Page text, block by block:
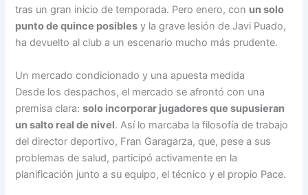
tras un gran inicio de temporada. Pero enero, con un solo
punto de quince posibles y la grave lesión de Javi Puado,
ha devuelto al club a un escenario mucho más prudente.
Un mercado condicionado y una apuesta medida
Desde los despachos, el mercado se afrontó con una
premisa clara:solo incorporar jugadores que supusieran
un salto real de nivel. Así lo marcaba la filosofía de trabajo
del director deportivo, Fran Garagarza, que, pese a sus
problemas de salud, participó activamente en la
planificación junto a su equipo, el técnico y el propio Pace.